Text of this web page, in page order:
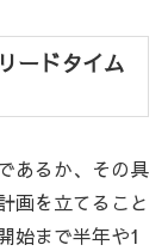
ードタイム
あるか、その具
画を立てること
始まで半年や1